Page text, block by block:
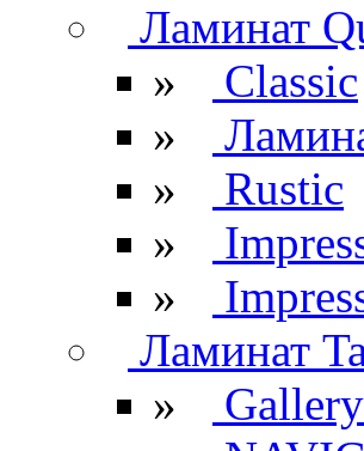
Ламинат
»
Classic
»
»
Rustic
»
»
Ламинат
»